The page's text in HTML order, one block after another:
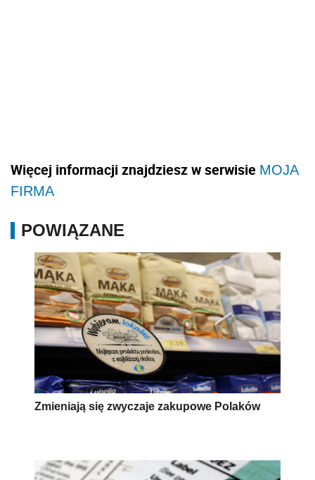
Więcej informacji znajdziesz w serwisie MOJA
FIRMA
POWIĄZANE
Zmieniają się zwyczaje zakupowe Polaków